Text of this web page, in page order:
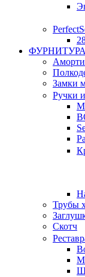
ФУРНИТУРА
Замки
Ручки
Трубы
Скотч